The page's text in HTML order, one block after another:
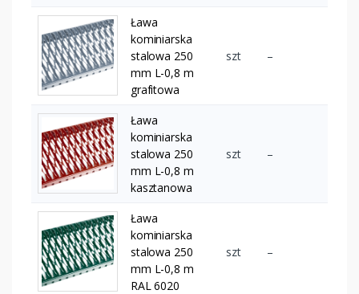
Ława
kominiarska
stalowa 250
mm L-0,8 m
grafitowa
szt –
Ława
kominiarska
stalowa 250
mm L-0,8 m
kasztanowa
szt –
Ława
kominiarska
stalowa 250
mm L-0,8 m
RAL 6020
szt –